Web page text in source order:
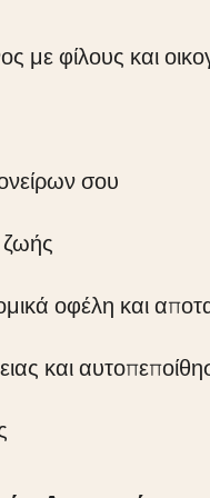
με φίλους και
σου
ζωής
οφέλη και
και